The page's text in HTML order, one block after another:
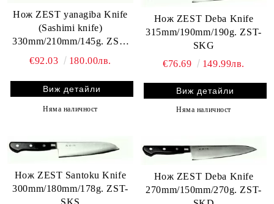
Нож ZEST yanagiba Knife
(Sashimi knife)
330mm/210mm/145g. ZST-
SKY
€92.03 180.00лв.
Виж детайли
Няма наличност
Нож ZEST Deba Knife
315mm/190mm/190g. ZST-
SKG
€76.69
149.99лв.
Виж детайли
Няма наличност
Нож ZEST Santoku Knife
300mm/180mm/178g. ZST-
Нож ZEST Deba Knife
270mm/150mm/270g. ZST-